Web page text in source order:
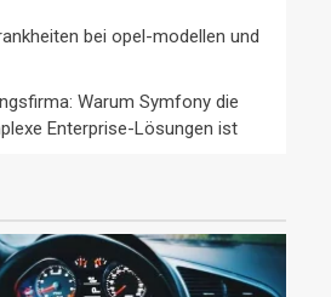
bei opel-modellen und
Warum Symfony die
Enterprise-Lösungen ist